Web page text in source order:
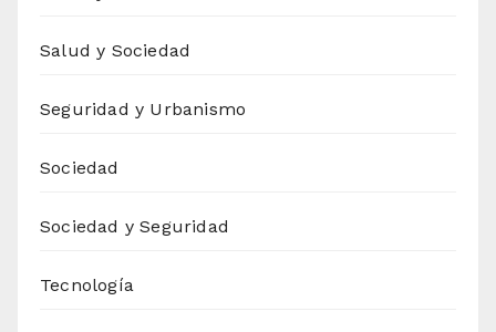
Salud y Sociedad
Seguridad y Urbanismo
Sociedad
Sociedad y Seguridad
Tecnología